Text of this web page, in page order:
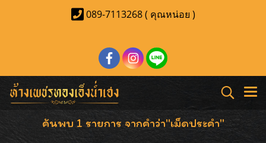
089-7113268 ( คุณหน่อย )
ค้นพบ 1 รายการ จากคำว่า"เม็ดประคำ"